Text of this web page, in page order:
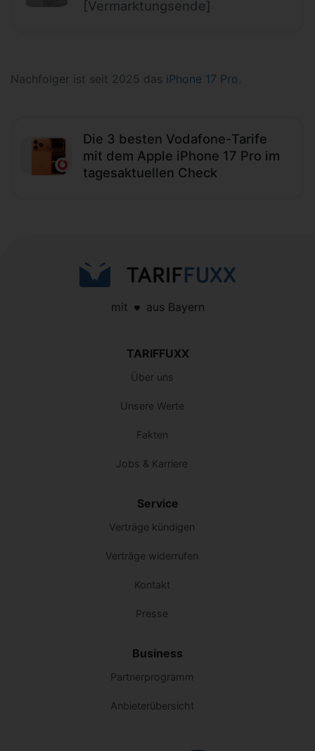
[Vermarktungsende]
Nachfolger ist seit 2025 das iPhone 17 Pro.
Die 3 besten Vodafone-Tarife
mit dem Apple iPhone 17 Pro im
tagesaktuellen Check
mit aus Bayern
TARIFFUXX
Über uns
Unsere Werte
Fakten
Jobs & Karriere
Service
Verträge kündigen
Verträge widerrufen
Kontakt
Presse
Business
Partnerprogramm
Anbieterübersicht